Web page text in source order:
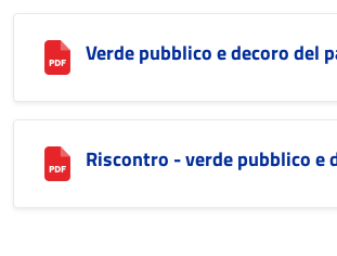
Verde pubblico e decoro del
Riscontro - verde pubblico e